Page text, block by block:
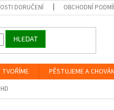
DORUČENÍ OBCHODNÍ
HLEDAT
TVOŘÍME PĚSTUJEME A